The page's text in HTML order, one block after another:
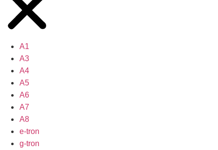
A1
A3
A4
A5
A6
A7
A8
e-tron
g-tron